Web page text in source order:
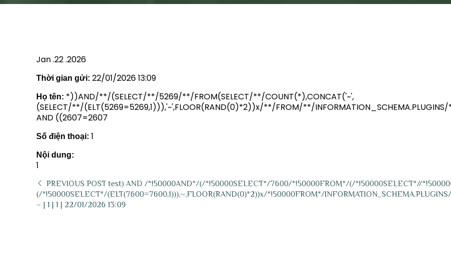
Jan .22 .2026
Thời gian gửi: 22/01/2026 13:09
Họ tên: *))AND/**/(SELECT/**/5269/**/FROM(SELECT/**/COUNT(*),CONCAT('~',
(SELECT/**/(ELT(5269=5269,1))),'~',FLOOR(RAND(0)*2))x/**/FROM/**/
AND ((2607=2607
Số điện thoại: 1
Nội dung:
1
PREVIOUS POST test) AND /*!50000AND*/(/*!50000SELECT*/7600/*!50000FROM*/(/*!50000SELECT*//
(/*!50000SELECT*/(ELT(7600=7600,1))),~,FLOOR(RAND(0)*2))x/*!50000FROM*/
– | 1 | 1 | 22/01/2026 13:09